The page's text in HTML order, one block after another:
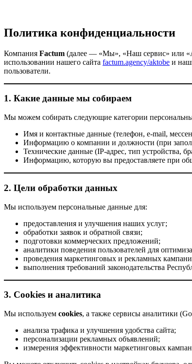
Политика конфиденциальности
Компания Factum (далее — «Мы», «Наш сервис» или
использовании нашего сайта factum.agency/aktobe и
пользователи.
1. Какие данные мы собираем
Мы можем собирать следующие категории
Имя и контактные данные (телефон, e-mail,
Информацию о компании и должности (при
Технические данные (IP-адрес, тип устройства,
Информацию, которую вы предоставляете при
2. Цели обработки данных
Мы используем персональные данные для:
предоставления и улучшения наших услуг;
обработки заявок и обратной связи;
подготовки коммерческих предложений;
аналитики поведения пользователей для
проведения маркетинговых и рекламных
выполнения требований законодательства
3. Cookies и аналитика
Мы используем cookies, а также сервисы аналитики
анализа трафика и улучшения удобства сайта;
персонализации рекламных объявлений;
измерения эффективности маркетинговых